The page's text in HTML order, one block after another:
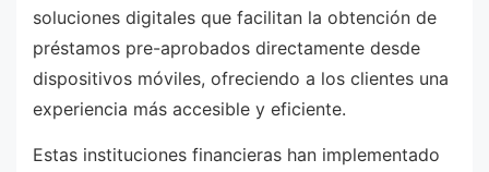
soluciones digitales que facilitan la obtención de
préstamos pre-aprobados directamente desde
dispositivos móviles, ofreciendo a los clientes una
experiencia más accesible y eficiente.
Estas instituciones financieras han implementado